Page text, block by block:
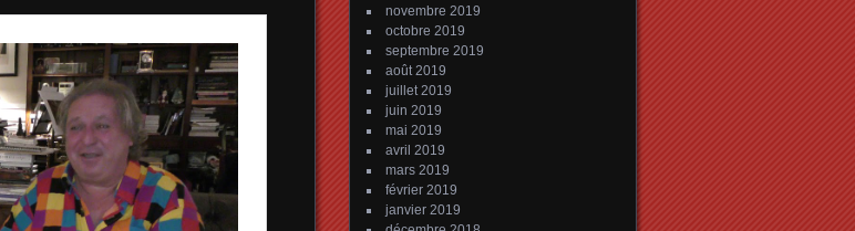
novembre 2019
octobre 2019
septembre 2019
août 2019
juillet 2019
juin 2019
mai 2019
avril 2019
mars 2019
février 2019
janvier 2019